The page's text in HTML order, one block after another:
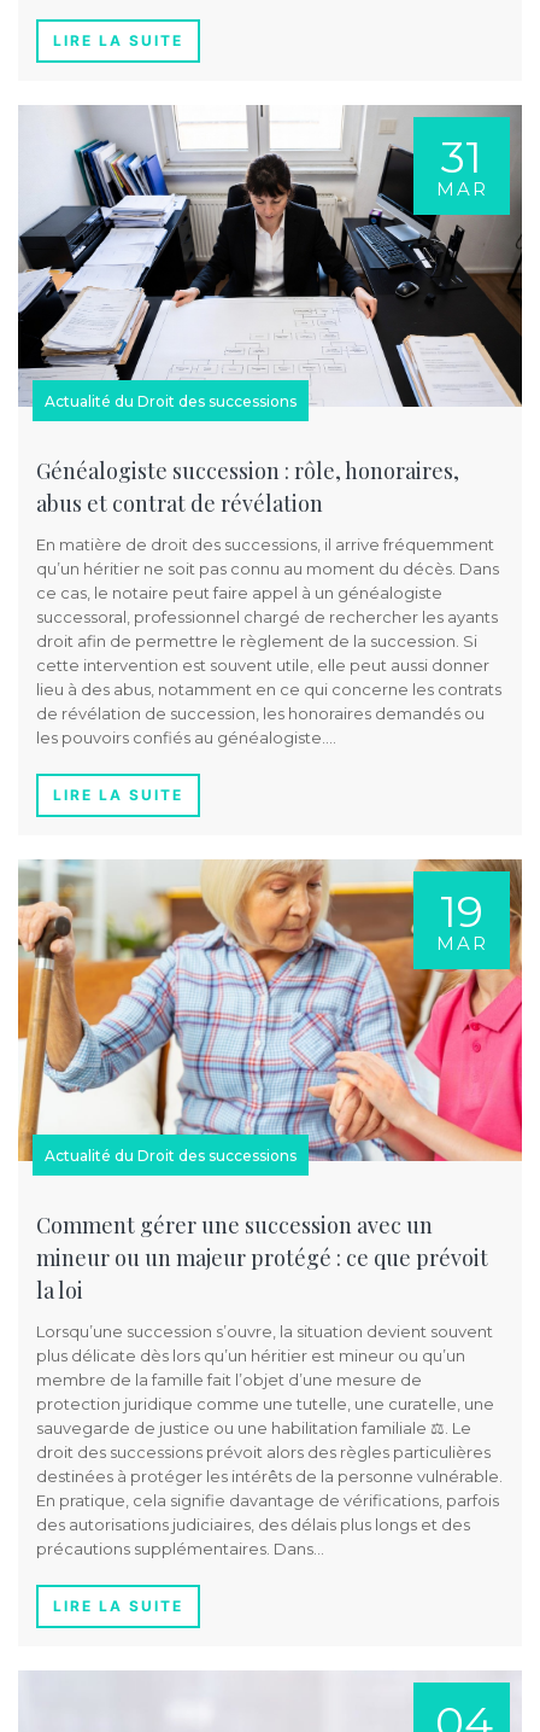
LIRE LA SUITE
31
MAR
Actualité du Droit des successions
Généalogiste succession : rôle, honoraires,
abus et contrat de révélation
En matière de droit des successions, il arrive fréquemment
qu’un héritier ne soit pas connu au moment du décès. Dans
ce cas, le notaire peut faire appel à un généalogiste
successoral, professionnel chargé de rechercher les ayants
droit afin de permettre le règlement de la succession. Si
cette intervention est souvent utile, elle peut aussi donner
lieu à des abus, notamment en ce qui concerne les contrats
de révélation de succession, les honoraires demandés ou
les pouvoirs confiés au généalogiste….
LIRE LA SUITE
19
MAR
Actualité du Droit des successions
Comment gérer une succession avec un
mineur ou un majeur protégé : ce que prévoit
la loi
Lorsqu’une succession s’ouvre, la situation devient souvent
plus délicate dès lors qu’un héritier est mineur ou qu’un
membre de la famille fait l’objet d’une mesure de
protection juridique comme une tutelle, une curatelle, une
sauvegarde de justice ou une habilitation familiale ⚖️. Le
droit des successions prévoit alors des règles particulières
destinées à protéger les intérêts de la personne vulnérable.
En pratique, cela signifie davantage de vérifications, parfois
des autorisations judiciaires, des délais plus longs et des
précautions supplémentaires. Dans…
LIRE LA SUITE